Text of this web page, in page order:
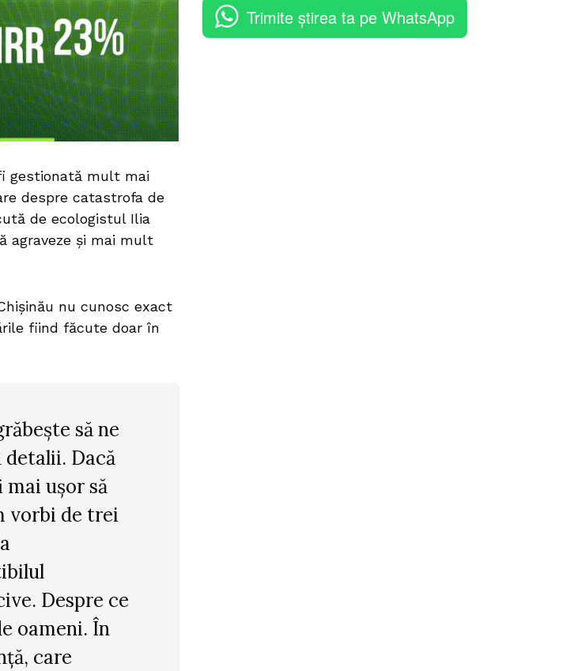
gestionată mult mai
despre catastrofa de
de ecologistul Ilia
agraveze și mai mult
nu cunosc exact
fiind făcute doar în
să ne
Dacă
ușor să
vorbi de trei
Despre ce
oameni. În
care
Trimite știrea ta pe WhatsApp